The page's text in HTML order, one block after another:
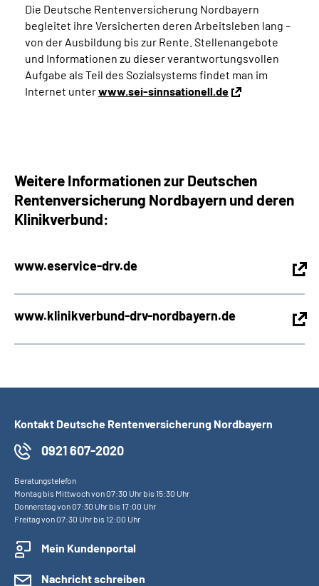
Die Deutsche Rentenversicherung Nordbayern
begleitet ihre Versicherten deren Arbeitsleben lang –
von der Ausbildung bis zur Rente. Stellenangebote
und Informationen zu dieser verantwortungsvollen
Aufgabe als Teil des Sozialsystems findet man im
Internet unterwww.sei-sinnsationell.de
Weitere Informationen zur Deutschen
Rentenversicherung Nordbayern und deren
Klinikverbund:
www.eservice-drv.de
www.klinikverbund-drv-nordbayern.de
Kontakt Deutsche Rentenversicherung Nordbayern
0921 607-2020
Beratungstelefon
Montag bis Mittwoch von 07:30 Uhr bis 15:30 Uhr
Donnerstag von 07:30 Uhr bis 17:00 Uhr
Freitag von 07:30 Uhr bis 12:00 Uhr
Mein Kundenportal
Nachricht schreiben